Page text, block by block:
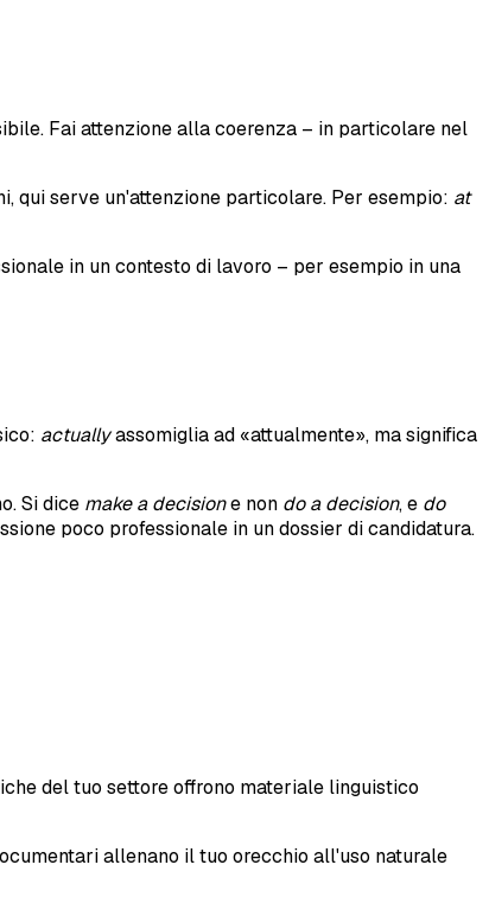
Fai attenzione alla coerenza – in particolare nel
qui serve un'attenzione particolare. Per esempio: at
in un contesto di lavoro – per esempio in una
actuallyassomiglia ad «attualmente», ma significa
Si dice make a decisione non do a decision, e do
poco professionale in un dossier di candidatura.
del tuo settore offrono materiale linguistico
allenano il tuo orecchio all'uso naturale